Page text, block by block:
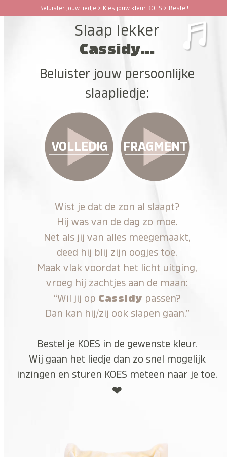
Beluister jouw liedje > Kies jouw kleur KOES > Bestel!
Open
Close
Slaap lekker
Cassidy...
Beluister jouw persoonlijke
slaapliedje:
VOLLEDIG FRAGMENT
Wist je dat de zon al slaapt?
Hij was van de dag zo moe.
Net als jij van alles meegemaakt,
deed hij blij zijn oogjes toe.
Maak vlak voordat het licht uitging,
vroeg hij zachtjes aan de maan:
“Wil jij op Cassidy passen?
Dan kan hij/zij ook slapen gaan.”
Bestel je KOES in de gewenste kleur.
Wij gaan het liedje dan zo snel mogelijk
inzingen en sturen KOES meteen naar je toe.
❤️